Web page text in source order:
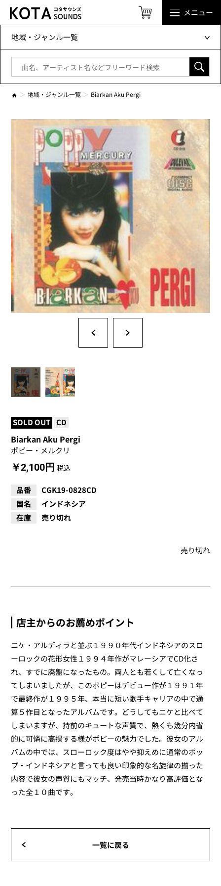
地域・ジャンル一覧
メニュー
地域・ジャンル一覧 Biarkan Aku Pergi
SOLD OUT CD
Biarkan Aku Pergi
ポピー・メルクリ
￥2,100円 税込
品番
CGK19-0828CD
国名
インドネシア
在庫
売り切れ
売り切れ
店主からのお薦めポイント
ニケ・アルディラと並ぶ１９９０年代インドネシアのスロ
ーロックの花形女性１９９４年作がマレーシアでCD化さ
れ、すでに廃盤になったもの。両人とも若くして亡くなっ
てしまいましたが、このポピーはデビュー作が１９９１年
で最終作が１９９５年、本当に短い歌手キャリアの中で通
算５作目となったアルバムです。どうしてもニケと比べて
しまいますが、持前のキュートな声質で、熱くも幾分内省
的に可憐に高揚する様がポピーの魅力でした。彼女のアル
バムの中では、スローロック度はやや抑えめに通常のポッ
プ・インドネシアと言っても良い印象的な名旋律の揃った
内容で彼女の声質にもマッチ、発売当時かなり高評価とな
った全１０曲です。
一覧に戻る